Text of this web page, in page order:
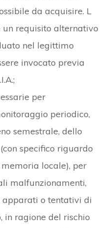
da acquisire. L
un requisito alternativo
nel legittimo
invocato previa
per
periodico,
semestrale, dello
specifico riguardo
locale), per
malfunzionamenti,
o tentativi di
in ragione del rischio